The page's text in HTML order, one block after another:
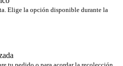
Elige la opción disponible durante la